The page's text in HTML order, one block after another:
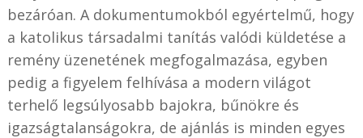
bezáróan. A dokumentumokból egyértelmű, hogy
a katolikus társadalmi tanítás valódi küldetése a
remény üzenetének megfogalmazása, egyben
pedig a figyelem felhívása a modern világot
terhelő legsúlyosabb bajokra, bűnökre és
igazságtalanságokra, de ajánlás is minden egyes